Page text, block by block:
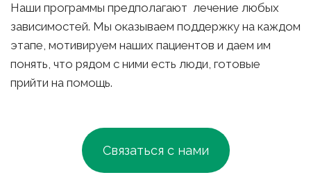
Наши программы предполагают  лечение любых
зависимостей. Мы оказываем поддержку на каждом
этапе, мотивируем наших пациентов и даем им
понять, что рядом с ними есть люди, готовые
прийти на помощь.
Связаться с нами